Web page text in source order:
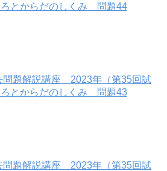
とからだのしくみ 問題44
問題解説講座 2023年（第35回試
とからだのしくみ 問題43
問題解説講座 2023年（第35回試